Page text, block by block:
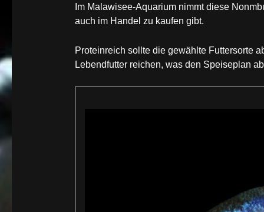
Im Malawisee-Aquarium nimmt diese
auch im Handel zu kaufen gibt.
Proteinreich sollte die gewählte Futtersorte
Lebendfutter reichen, was den Speiseplan